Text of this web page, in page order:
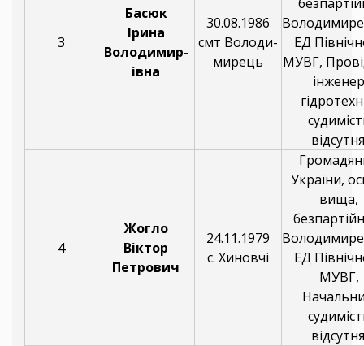
3
Басюк
Ірина
Володимир-
івна
30.08.1986
смт Володи-
мирець
ЕД
МУВГ,
інженер
4
Жогло
Віктор
Петрович
24.11.1979
с. Хиновчі
України,
вища,
ЕД
МУВГ,